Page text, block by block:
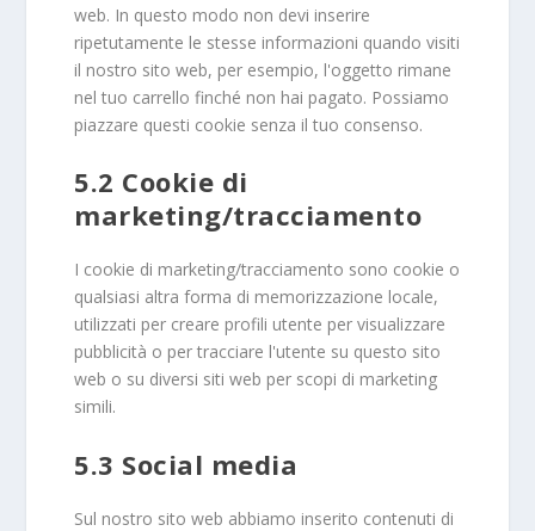
web. In questo modo non devi inserire
ripetutamente le stesse informazioni quando visiti
il nostro sito web, per esempio, l'oggetto rimane
nel tuo carrello finché non hai pagato. Possiamo
piazzare questi cookie senza il tuo consenso.
5.2 Cookie di
marketing/tracciamento
I cookie di marketing/tracciamento sono cookie o
qualsiasi altra forma di memorizzazione locale,
utilizzati per creare profili utente per visualizzare
pubblicità o per tracciare l'utente su questo sito
web o su diversi siti web per scopi di marketing
simili.
5.3 Social media
Sul nostro sito web abbiamo inserito contenuti di